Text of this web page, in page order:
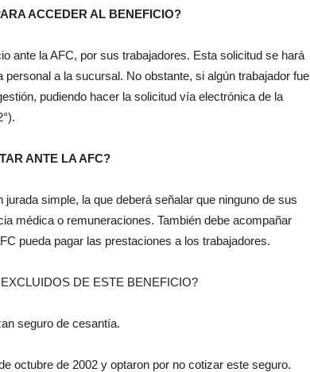
ACCEDER AL BENEFICIO?
ante la AFC, por sus trabajadores. Esta solicitud se hará
a la sucursal. No obstante, si algún trabajador fue
pudiendo hacer la solicitud vía electrónica de la
ANTE LA AFC?
simple, la que deberá señalar que ninguno de sus
médica o remuneraciones. También debe acompañar
pueda pagar las prestaciones a los trabajadores.
DE ESTE BENEFICIO?
seguro de cesantía.
octubre de 2002 y optaron por no cotizar este seguro.